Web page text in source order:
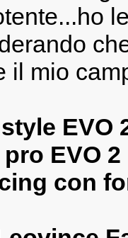
il mio
EVO
EVO 2
con